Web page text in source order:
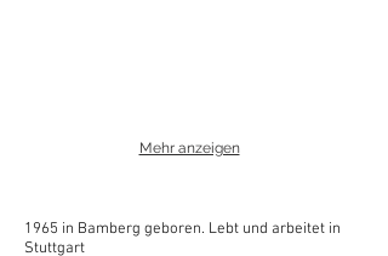
Mehr anzeigen
1965 in Bamberg geboren. Lebt und arbeitet in
Stuttgart